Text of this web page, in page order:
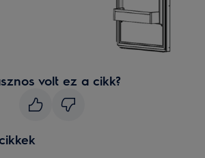
volt ez a cikk?